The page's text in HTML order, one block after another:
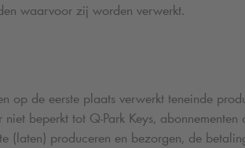
waarvoor zij worden verwerkt.
op de eerste plaats verwerkt teneinde
niet beperkt tot Q-Park Keys, abonnementen
(laten) produceren en bezorgen, de